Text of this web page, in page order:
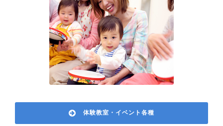
体験教室・イベント各種